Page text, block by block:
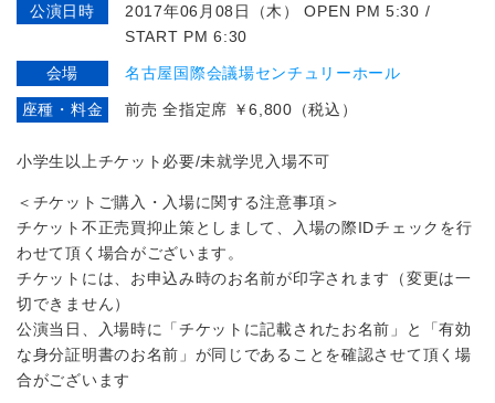
公演日時
2017年06月08日（木） OPEN PM 5:30 /
START PM 6:30
会場 名古屋国際会議場センチュリーホール
座種・料金 前売 全指定席 ￥6,800（税込）
小学生以上チケット必要/未就学児入場不可
＜チケットご購入・入場に関する注意事項＞
チケット不正売買抑止策としまして、入場の際IDチェックを行
わせて頂く場合がございます。
チケットには、お申込み時のお名前が印字されます（変更は一
切できません）
公演当日、入場時に「チケットに記載されたお名前」と「有効
な身分証明書のお名前」が同じであることを確認させて頂く場
合がございます